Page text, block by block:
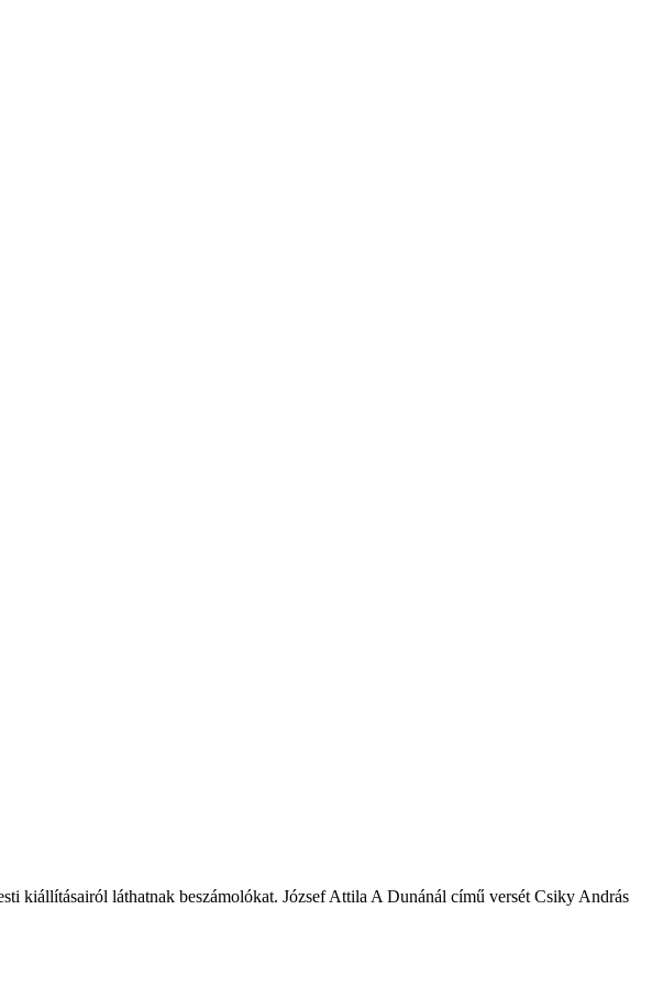
kiállításairól láthatnak beszámolókat. József Attila A Dunánál című versét Csiky András